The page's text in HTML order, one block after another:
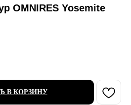
OMNIRES Yosemite
В КОРЗИНУ